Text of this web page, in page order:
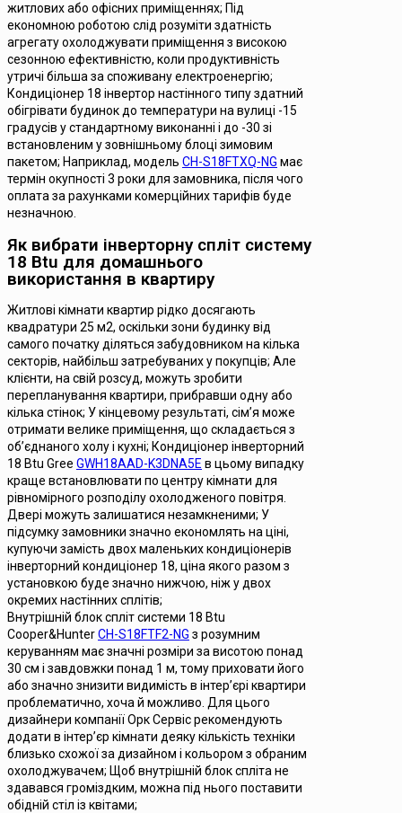
житлових або офісних приміщеннях; Під
економною роботою слід розуміти здатність
агрегату охолоджувати приміщення з високою
сезонною ефективністю, коли продуктивність
утричі більша за споживану електроенергію;
Кондиціонер 18 інвертор настінного типу здатний
обігрівати будинок до температури на вулиці -15
градусів у стандартному виконанні і до -30 зі
встановленим у зовнішньому блоці зимовим
пакетом; Наприклад, модель CH-S18FTXQ-NG має
термін окупності 3 роки для замовника, після чого
оплата за рахунками комерційних тарифів буде
незначною.
Як вибрати інверторну спліт систему
18 Btu для домашнього
використання в квартиру
Житлові кімнати квартир рідко досягають
квадратури 25 м2, оскільки зони будинку від
самого початку діляться забудовником на кілька
секторів, найбільш затребуваних у покупців; Але
клієнти, на свій розсуд, можуть зробити
перепланування квартири, прибравши одну або
кілька стінок; У кінцевому результаті, сім’я може
отримати велике приміщення, що складається з
об’єднаного холу і кухні; Кондиціонер інверторний
18 Btu Gree GWH18AAD-K3DNA5E в цьому випадку
краще встановлювати по центру кімнати для
рівномірного розподілу охолодженого повітря.
Двері можуть залишатися незамкненими; У
підсумку замовники значно економлять на ціні,
купуючи замість двох маленьких кондиціонерів
інверторний кондиціонер 18, ціна якого разом з
установкою буде значно нижчою, ніж у двох
окремих настінних сплітів;
Внутрішній блок спліт системи 18 Btu
Cooper&HunterCH-S18FTF2-NG з розумним
керуванням має значні розміри за висотою понад
30 см і завдовжки понад 1 м, тому приховати його
або значно знизити видимість в інтер’єрі квартири
проблематично, хоча й можливо. Для цього
дизайнери компанії Орк Сервіс рекомендують
додати в інтер’єр кімнати деяку кількість техніки
близько схожої за дизайном і кольором з обраним
охолоджувачем; Щоб внутрішній блок спліта не
здавався громіздким, можна під нього поставити
обідній стіл із квітами;